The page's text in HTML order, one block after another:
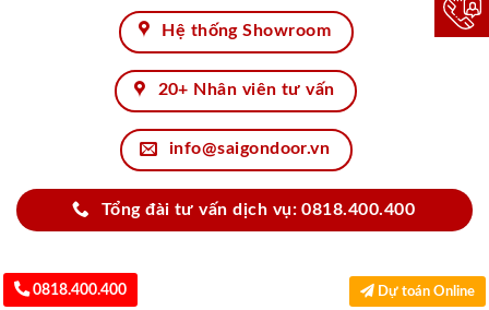
Hệ thống Showroom
20+ Nhân viên tư vấn
info@saigondoor.vn
Tổng đài tư vấn dịch vụ: 0818.400.400
0818.400.400 Dự toán Online